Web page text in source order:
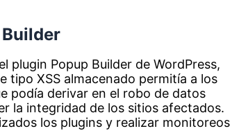
plugin Popup Builder de WordPress,
tipo XSS almacenado permitía a los
podía derivar en el robo de datos
la integridad de los sitios afectados.
los plugins y realizar monitoreos